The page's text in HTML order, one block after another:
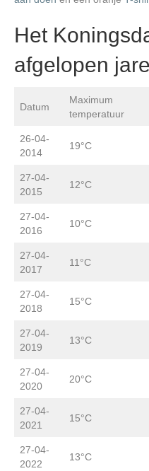
Het
afgelopen
Datum
Maximum
temperatuur
26-04-
2014
19°C
27-04-
2015
12°C
27-04-
2016
10°C
27-04-
2017
11°C
27-04-
2018
15°C
27-04-
2019
13°C
27-04-
2020
20°C
27-04-
2021
15°C
27-04-
2022
13°C